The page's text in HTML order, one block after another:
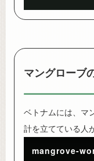
マングローブ
ベトナムには、マ
計を立てている人